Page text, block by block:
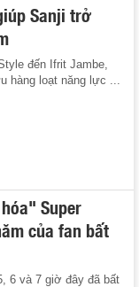
Sanji trở
đến Ifrit Jambe,
hàng loạt năng lực ...
Super
của fan bất
6 và 7 giờ đây đã bất